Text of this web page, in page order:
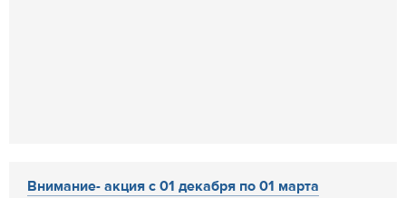
Внимание- акция с 01 декабря по 01 марта